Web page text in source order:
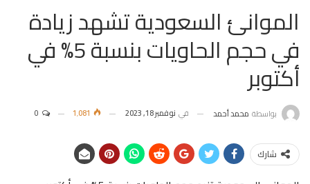
الموانئ السعودية تشهد زيادة
في حجم الحاويات بنسبة 5% في
أكتوبر
بواسطة محمد أحمد في نوفمبر 18, 2023
شارك